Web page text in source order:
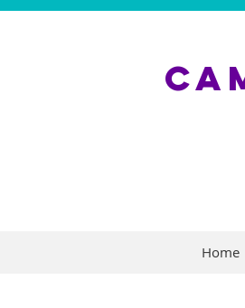
Home